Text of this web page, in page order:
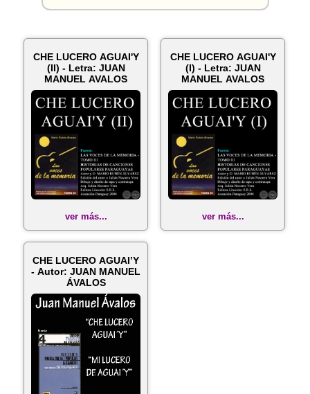
CHE LUCERO AGUAI'Y
(II) - Letra: JUAN
MANUEL AVALOS
ver más...
CHE LUCERO AGUAI'Y
(I) - Letra: JUAN
MANUEL AVALOS
ver más...
CHE LUCERO AGUAI’Y
- Autor: JUAN MANUEL
ÁVALOS